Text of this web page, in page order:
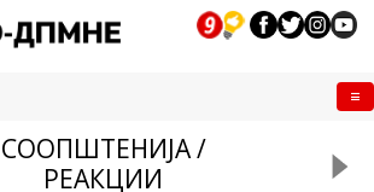
СООПШТЕНИЈА /
РЕАКЦИИ